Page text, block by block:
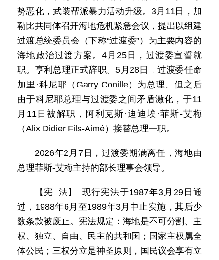
势恶化，武装帮派暴力活动升级。3月11日，加
勒比共同体召开海地危机紧急会议，提出以组建
过渡总统委员会（下称“过渡委”）为主要内容的
海地政治过渡方案。4月25日，过渡委宣誓就
职。亨利总理正式辞职。5月28日，过渡委任命
加里·科尼耶（Garry Conille）为总理。但之后
由于科尼耶总理与过渡委之间矛盾激化，于11
月11日被解职，阿利克斯·迪迪埃·菲斯-艾梅
（Alix Didier Fils-Aimé）接替总理一职。
2026年2月7日，过渡委期满离任，海地由
总理菲斯-艾梅主持的部长理事会领导。
【宪 法】 现行宪法于1987年3月29日通
过，1988年6月至1989年3月中止实施，其后少
数条款被废止。宪法规定：海地是不可分割、主
权、独立、自由、民主的共和国；国家主权属全
体公民；三权分立是神圣原则，国民议会享有立